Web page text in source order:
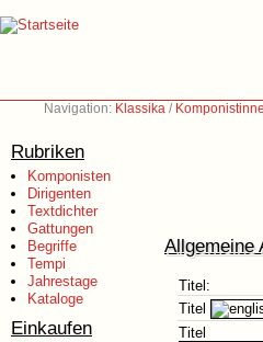
Navigation: Klassika /
Rubriken
Komponisten
Dirigenten
Textdichter
Gattungen
Begriffe
Tempi
Jahrestage
Kataloge
Einkaufen
Allgemeine
Titel:
Titel
Titel